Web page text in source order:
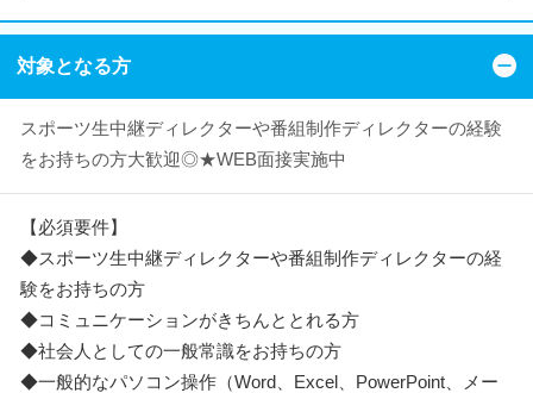
対象となる方
スポーツ生中継ディレクターや番組制作ディレクターの経験
をお持ちの方大歓迎◎★WEB面接実施中
【必須要件】
◆スポーツ生中継ディレクターや番組制作ディレクターの経
験をお持ちの方
◆コミュニケーションがきちんととれる方
◆社会人としての一般常識をお持ちの方
◆一般的なパソコン操作（Word、Excel、PowerPoint、メー